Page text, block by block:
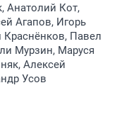
Анатолий Кот,
Агапов, Игорь
Краснёнков, Павел
Мурзин, Маруся
Алексей
Усов